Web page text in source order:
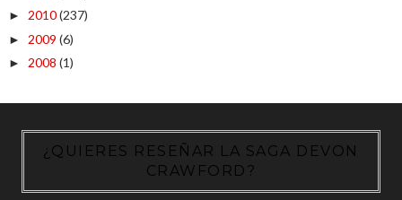
► 2010(237)
► 2009 (6)
► 2008 (1)
¿QUIERES RESEÑAR LA SAGA DEVON
CRAWFORD?